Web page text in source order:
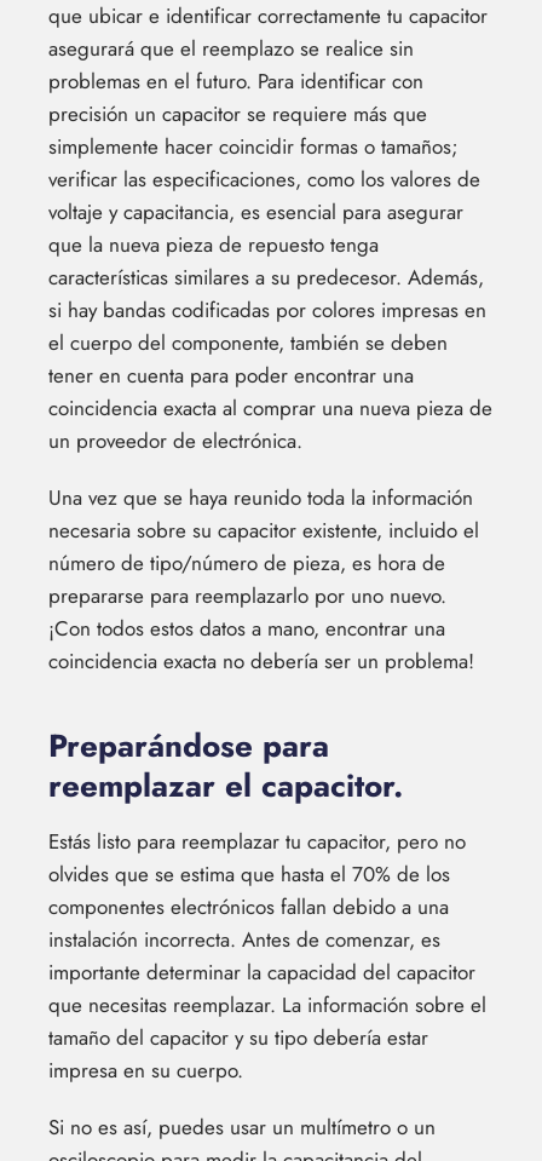
que ubicar e identificar correctamente tu capacitor
asegurará que el reemplazo se realice sin
problemas en el futuro. Para identificar con
precisión un capacitor se requiere más que
simplemente hacer coincidir formas o tamaños;
verificar las especificaciones, como los valores de
voltaje y capacitancia, es esencial para asegurar
que la nueva pieza de repuesto tenga
características similares a su predecesor. Además,
si hay bandas codificadas por colores impresas en
el cuerpo del componente, también se deben
tener en cuenta para poder encontrar una
coincidencia exacta al comprar una nueva pieza de
un proveedor de electrónica.
Una vez que se haya reunido toda la información
necesaria sobre su capacitor existente, incluido el
número de tipo/número de pieza, es hora de
prepararse para reemplazarlo por uno nuevo.
¡Con todos estos datos a mano, encontrar una
coincidencia exacta no debería ser un problema!
Preparándose para
reemplazar el capacitor.
Estás listo para reemplazar tu capacitor, pero no
olvides que se estima que hasta el 70% de los
componentes electrónicos fallan debido a una
instalación incorrecta. Antes de comenzar, es
importante determinar la capacidad del capacitor
que necesitas reemplazar. La información sobre el
tamaño del capacitor y su tipo debería estar
impresa en su cuerpo.
Si no es así, puedes usar un multímetro o un